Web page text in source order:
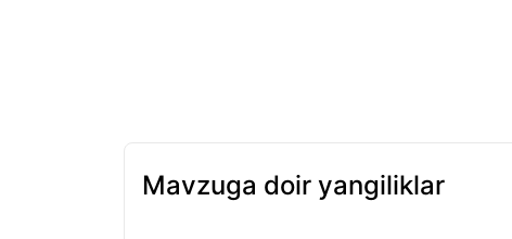
Mavzuga doir yangiliklar